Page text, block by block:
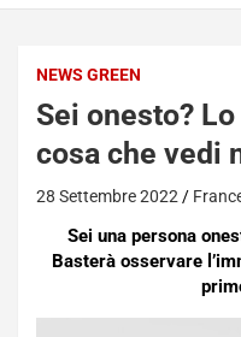
NEWS GREEN
Sei onesto?
cosa che vedi
28 Settembre 2022
Sei una persona
Basterà osservare